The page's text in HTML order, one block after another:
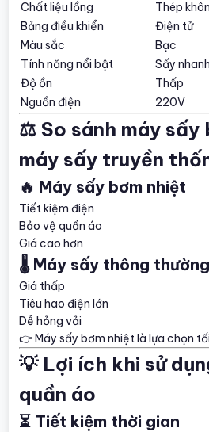
Chất liệu lồng
Thép
Bảng điều khiển
Điện tử
Màu sắc
Bạc
Tính năng nổi bật
Sấy
Độ ồn
Thấp
Nguồn điện
220V
⚖️ So sánh máy sấy
máy sấy truyền
🔥 Máy sấy bơm nhiệt
Tiết kiệm điện
Bảo vệ quần áo
Giá cao hơn
🌡️ Máy sấy thông thường
Giá thấp
Tiêu hao điện lớn
Dễ hỏng vải
👉 Máy sấy bơm nhiệt là lựa chọn
💡 Lợi ích khi sử
quần áo
⏳ Tiết kiệm thời gian